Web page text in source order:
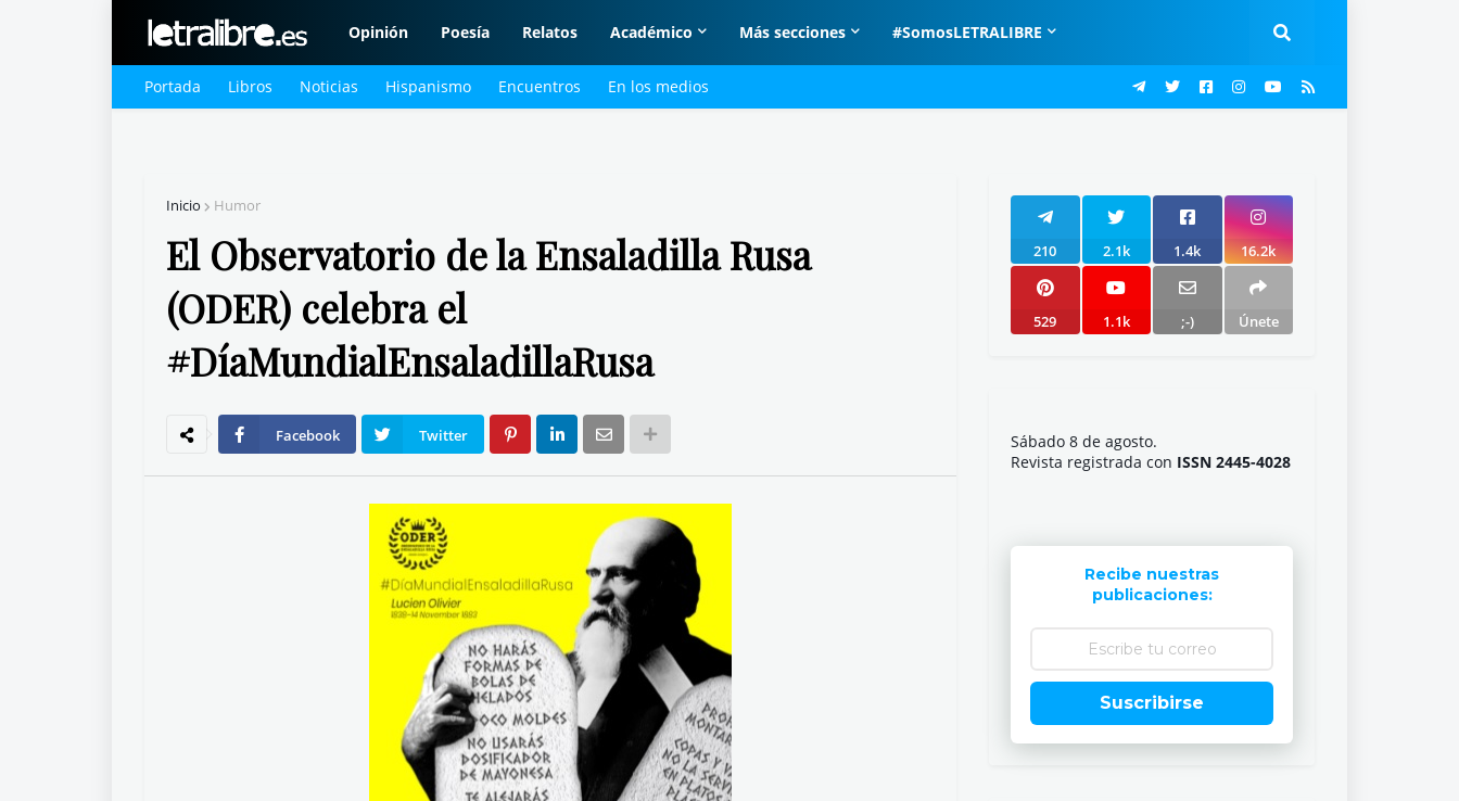
Opinión Poesía Relatos Académico Más secciones #SomosLETRALIBRE
Portada Libros Noticias Hispanismo Encuentros En los medios
Inicio Humor
El Observatorio de la Ensaladilla Rusa
(ODER) celebra el
#DíaMundialEnsaladillaRusa
Facebook Twitter
210 2.1k 1.4k 16.2k
529 1.1k ;-) Únete
Sábado 8 de agosto.
Revista registrada con ISSN 2445-4028
Recibe nuestras
publicaciones:
Suscribirse